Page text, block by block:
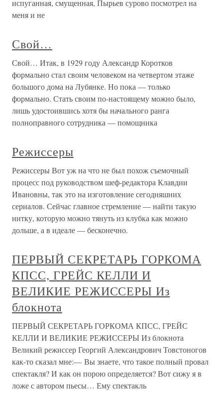
испуганная, смущенная, Пырьев сурово посмотрел на
меня и не
Свой…
Свой… Итак, в 1929 году Александр Коротков
формально стал своим человеком на четвертом этаже
большого дома на Лубянке. Но пока — только
формально. Стать своим по-настоящему можно было,
лишь удостоившись хотя бы начального ранга
полноправного сотрудника — помощника
Режиссеры
Режиссеры Вот уж на что не был похож съемочный
процесс под руководством шеф-редактора Клавдии
Ивановны, так это на изготовление сегодняшних
сериалов. Сейчас главное стремление — найти такую
нитку, которую можно тянуть из клубка как можно
дольше, а в идеале — бесконечно.
ПЕРВЫЙ СЕКРЕТАРЬ ГОРКОМА
КПСС, ГРЕЙС КЕЛЛИ И
ВЕЛИКИЕ РЕЖИССЕРЫ Из
блокнота
ПЕРВЫЙ СЕКРЕТАРЬ ГОРКОМА КПСС, ГРЕЙС
КЕЛЛИ И ВЕЛИКИЕ РЕЖИССЕРЫ Из блокнота
Великий режиссер Георгий Александрович Товстоногов
как-то сказал мне:— Вы знаете, что такое полный провал
спектакля? И как он порою определяется? Вот сижу я в
ложе с автором пьесы… Ему спектакль